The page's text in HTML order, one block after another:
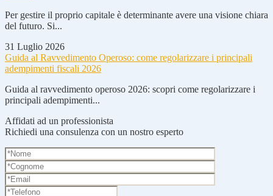
Per gestire il proprio capitale è determinante avere una visione chiara
del futuro. Si...
31 Luglio 2026
Guida al Ravvedimento Operoso: come regolarizzare i principali
adempimenti fiscali 2026
Guida al ravvedimento operoso 2026: scopri come regolarizzare i
principali adempimenti...
Affidati ad un professionista
Richiedi una consulenza con un nostro esperto